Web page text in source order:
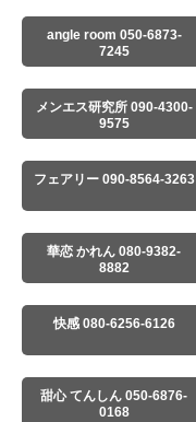
angle room 050-6873-
7245
メンエス研究所 090-4300-
9575
フェアリー 090-8564-3263
華恋 かれん 080-9382-
8882
快感 080-6256-6126
甜心 てんしん 050-6876-
0168